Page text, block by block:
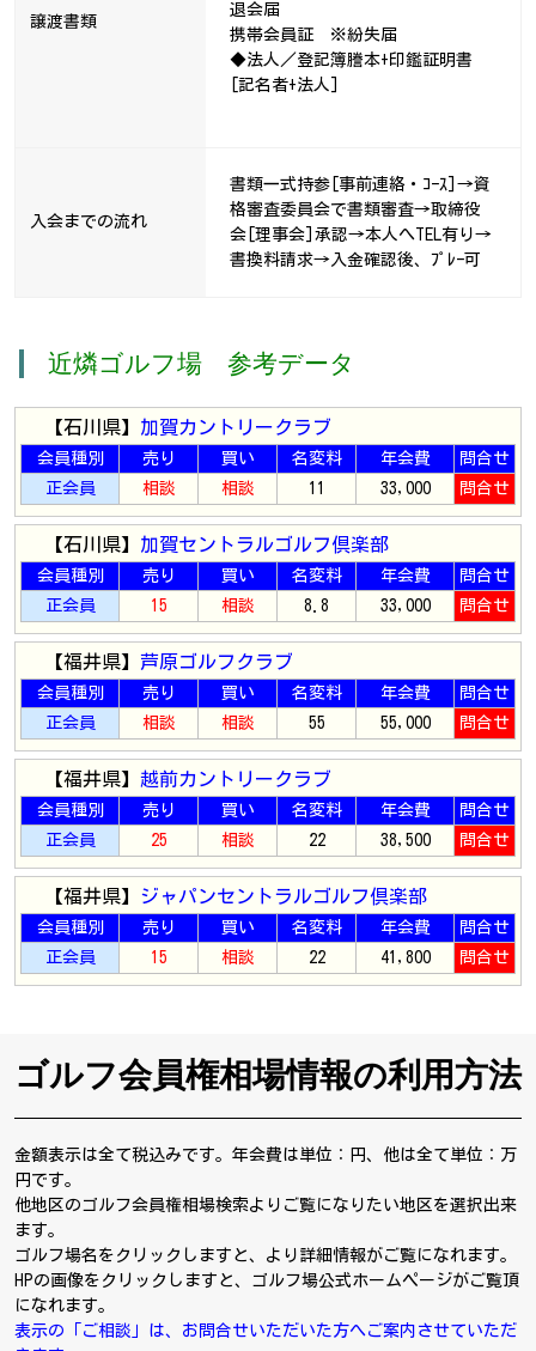
譲渡書類
退会届
携帯会員証 ※紛失届
◆法人／登記簿謄本+印鑑証明書
[記名者+法人]
入会までの流れ
書類一式持参[事前連絡・ｺｰｽ]→資
格審査委員会で書類審査→取締役
会[理事会]承認→本人へTEL有り→
書換料請求→入金確認後、ﾌﾟﾚｰ可
近燐ゴルフ場 参考データ
【石川県】 加賀カントリークラブ
会員種別 売り 買い 名変料 年会費
問合せ
正会員
相談 相談 11 33,000 問合せ
【石川県】 加賀セントラルゴルフ倶楽部
会員種別 売り 買い 名変料 年会費
問合せ
正会員
15 相談 8.8 33,000 問合せ
【福井県】 芦原ゴルフクラブ
会員種別 売り 買い 名変料 年会費
問合せ
正会員
相談 相談 55 55,000 問合せ
【福井県】 越前カントリークラブ
会員種別 売り 買い 名変料 年会費
問合せ
正会員
25 相談 22 38,500 問合せ
【福井県】 ジャパンセントラルゴルフ倶楽部
会員種別 売り 買い 名変料 年会費
問合せ
正会員
15 相談 22 41,800 問合せ
ゴルフ会員権相場情報の利用方法
金額表示は全て税込みです。年会費は単位：円、他は全て単位：万
円です。
他地区のゴルフ会員権相場検索よりご覧になりたい地区を選択出来
ます。
ゴルフ場名をクリックしますと、より詳細情報がご覧になれます。
HPの画像をクリックしますと、ゴルフ場公式ホームページがご覧頂
になれます。
表示の「ご相談」は、お問合せいただいた方へご案内させていただ